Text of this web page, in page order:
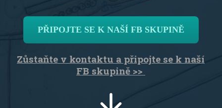
PŘIPOJTE SE K NAŠÍ FB SKUPINĚ
Zůstaňte v kontaktu a připojte se k naší
FB skupině >>